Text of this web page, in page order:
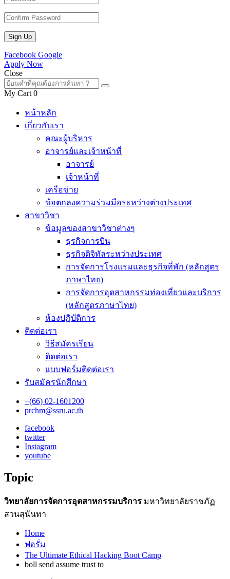
Facebook Google
Apply Now
Close
My Cart 0
หน้าหลัก
เกี่ยวกับเรา
คณะผู้บริหาร
อาจารย์และเจ้าหน้าที่
อาจารย์
เจ้าหน้าที่
เครือข่าย
ข้อตกลงความร่วมมือระหว่างต่างประเทศ
สาขาวิชา
ข้อมูลของสาขาวิชาต่างๆ
ธุรกิจการบิน
ธุรกิจดิจิทัลระหว่างประเทศ
การจัดการโรงแรมและธุรกิจที่พัก (หลักสูตร
ภาษาไทย)
การจัดการอุตสาหกรรมท่องเที่ยวและบริการ
(หลักสูตรภาษาไทย)
ห้องปฏิบัติการ
ติดต่อเรา
วิธีสมัครเรียน
ติดต่อเรา
แบบฟอร์มติดต่อเรา
รับสมัครนักศึกษา
+(66) 02-1601200
prchm@ssru.ac.th
facebook
twitter
Instagram
youtube
Topic
วิทยาลัยการจัดการอุตสาหกรรมบริการ มหาวิทยาลัยราชภัฏ
สวนสุนันทา
Home
ฟอรั่ม
The Ultimate Ethical Hacking Boot Camp
boll send assume trust to